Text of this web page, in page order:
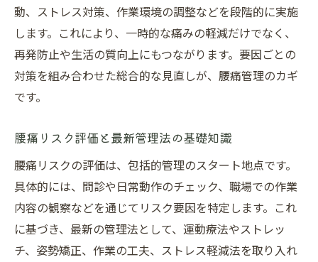
動、ストレス対策、作業環境の調整などを段階的に実施
します。これにより、一時的な痛みの軽減だけでなく、
再発防止や生活の質向上にもつながります。要因ごとの
対策を組み合わせた総合的な見直しが、腰痛管理のカギ
です。
腰痛リスク評価と最新管理法の基礎知識
腰痛リスクの評価は、包括的管理のスタート地点です。
具体的には、問診や日常動作のチェック、職場での作業
内容の観察などを通じてリスク要因を特定します。これ
に基づき、最新の管理法として、運動療法やストレッ
チ、姿勢矯正、作業の工夫、ストレス軽減法を取り入れ